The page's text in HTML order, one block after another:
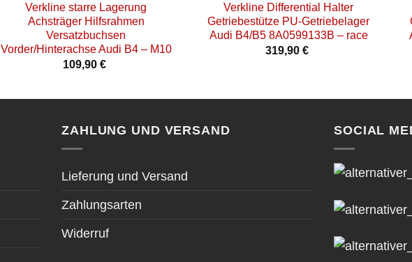
Verkline starre Lagerung
Achsträger Hilfsrahmen
Versatzbuchsen
Vorder/Hinterachse Audi B4 – M10
109,90 €
Verkline Differential Halter
Getriebestütze PU-Getriebelager
Audi B4/B5 8A0599133B – race
319,90 €
ZAHLUNG UND VERSAND
Lieferung und Versand
Zahlungsarten
Widerruf
SOCIAL